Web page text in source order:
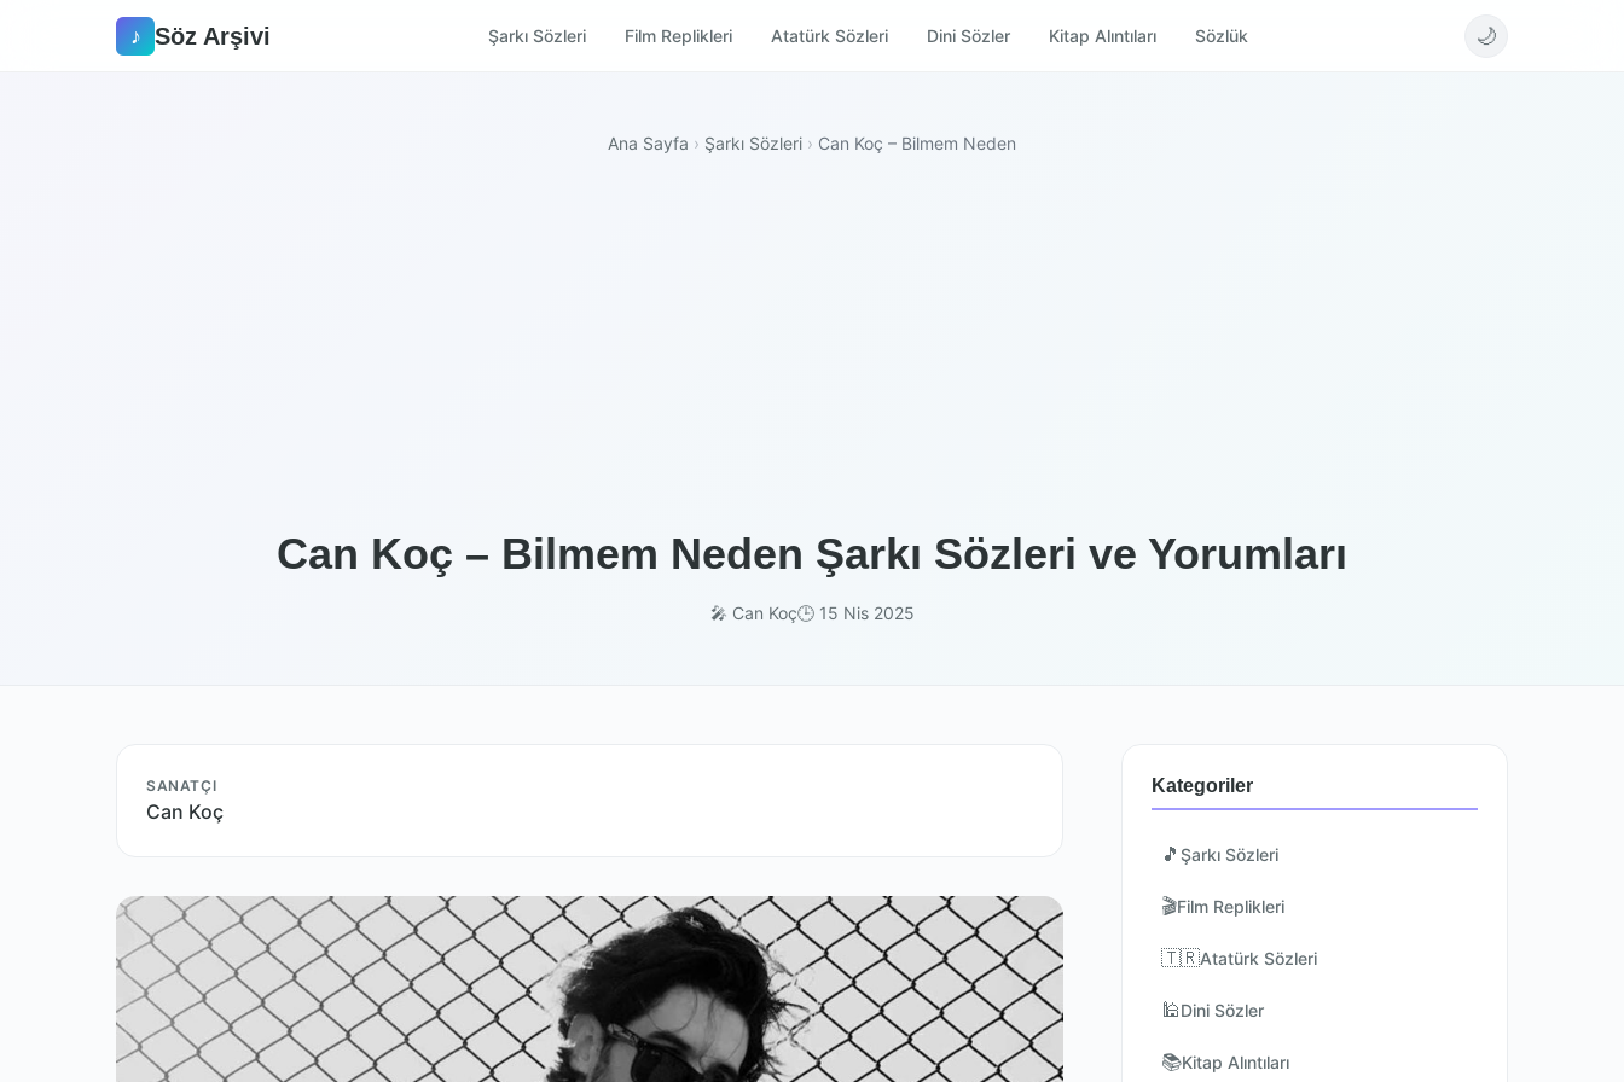
♪ Söz Arşivi Şarkı Sözleri Film Replikleri Atatürk Sözleri Dini Sözler Kitap Alıntıları Sözlük 🌙
Ana Sayfa › Şarkı Sözleri › Can Koç – Bilmem Neden
Can Koç – Bilmem Neden Şarkı Sözleri ve Yorumları
🎤 Can Koç🕒 15 Nis 2025
SANATÇI
Can Koç
Kategoriler
🎵 Şarkı Sözleri
🎬Film Replikleri
🇹🇷Atatürk Sözleri
🕌Dini Sözler
📚Kitap Alıntıları